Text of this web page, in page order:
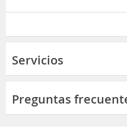
Servicios
Preguntas